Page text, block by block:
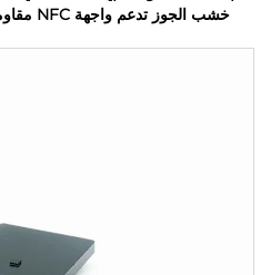
خشب الجوز تدعم واجهة NFC مقاومة للماء تردد 13.56 ميجاهرتز